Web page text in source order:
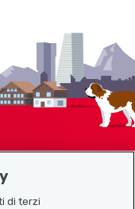
di terzi